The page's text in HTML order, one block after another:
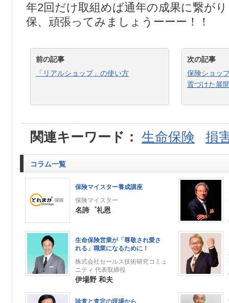
年2回だけ取組めば通年の成果に繋が
保、頑張ってみましょうーーー！！
前の記事
「リアルショップ」の使い方
次の記事
保険ショッ
置づけた展
関連キーワード： 生命保険 損
コラム一覧
保険マイスター養成講座
保険マイスター
名誇゜礼恩
生命保険営業が「尊敬され愛さ
れる」職業になるために！
株式会社セールス技術研究コミュ
ニティ 代表取締役
伊場野 和夫
診査と査定の現場から